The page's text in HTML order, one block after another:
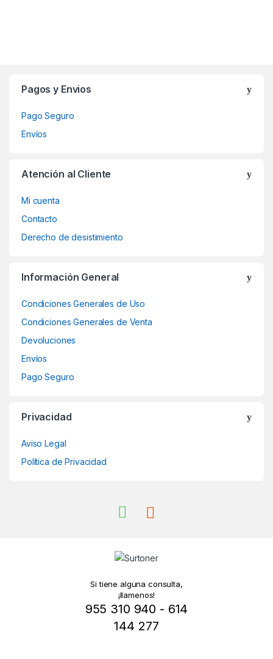
Pagos y Envios
Pago Seguro
Envíos
Atención al Cliente
Mi cuenta
Contacto
Derecho de desistimiento
Información General
Condiciones Generales de Uso
Condiciones Generales de Venta
Devoluciones
Envíos
Pago Seguro
Privacidad
Aviso Legal
Política de Privacidad
Si tiene alguna consulta,
¡llamenos!
955 310 940 - 614
144 277